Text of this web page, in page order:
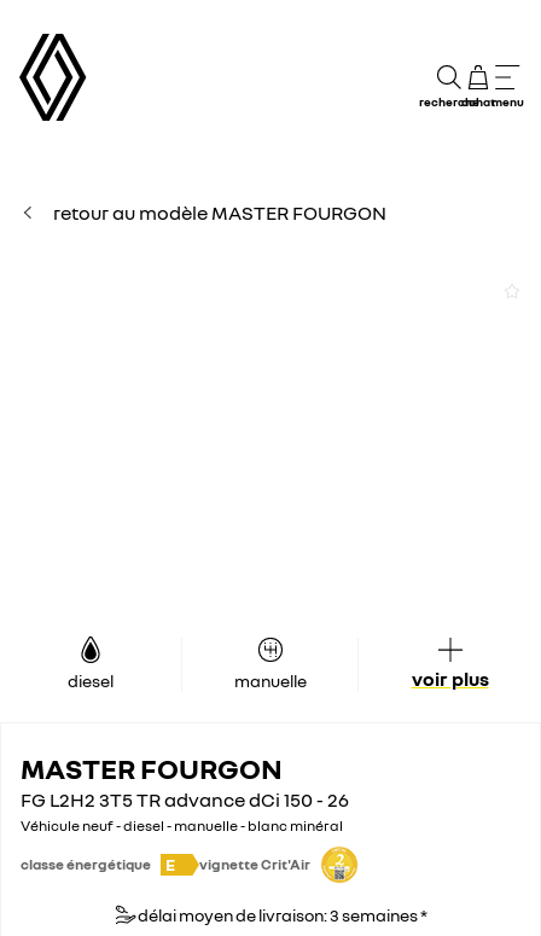
rechercheachatmenu
retour au modèle MASTER FOURGON
diesel manuelle voir plus
MASTER FOURGON
FG L2H2 3T5 TR advance dCi 150 - 26
Véhicule neuf - diesel - manuelle - blanc minéral
classe énergétique E vignette Crit'Air
délai moyen de livraison: 3 semaines *